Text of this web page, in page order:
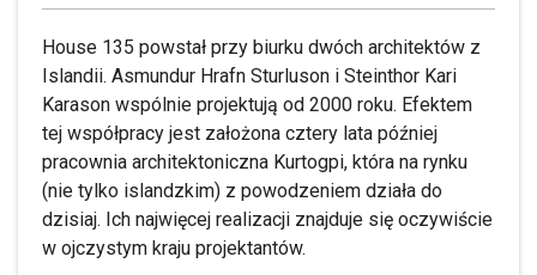
House 135 powstał przy biurku dwóch architektów z
Islandii. Asmundur Hrafn Sturluson i Steinthor Kari
Karason wspólnie projektują od 2000 roku. Efektem
tej współpracy jest założona cztery lata później
pracownia architektoniczna Kurtogpi, która na rynku
(nie tylko islandzkim) z powodzeniem działa do
dzisiaj. Ich najwięcej realizacji znajduje się oczywiście
w ojczystym kraju projektantów.